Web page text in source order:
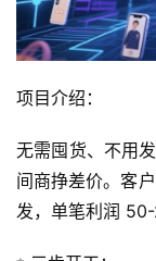
项目介绍：
无需囤货、不用
间商挣差价。客
发，单笔利润